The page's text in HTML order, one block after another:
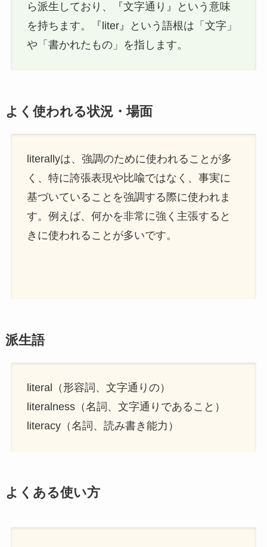
ら派生しており、『文字通り』という意味
を持ちます。『liter』という語根は「文字」
や「書かれたもの」を指します。
よく使われる状況・場面
literallyは、強調のために使われることが多
く、特に誇張表現や比喩ではなく、事実に
基づいていることを強調する際に使われま
す。例えば、何かを非常に強く主張すると
きに使われることが多いです。
派生語
literal（形容詞、文字通りの）
literalness（名詞、文字通りであること）
literacy（名詞、読み書き能力）
よくある使い方